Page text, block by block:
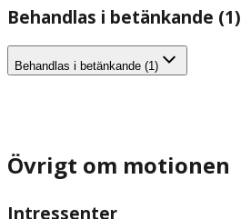
Behandlas i betänkande (1)
Behandlas i betänkande (1)
Övrigt om motionen
Intressenter